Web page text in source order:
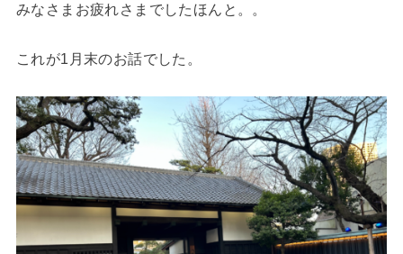
みなさまお疲れさまでしたほんと。。
これが1月末のお話でした。